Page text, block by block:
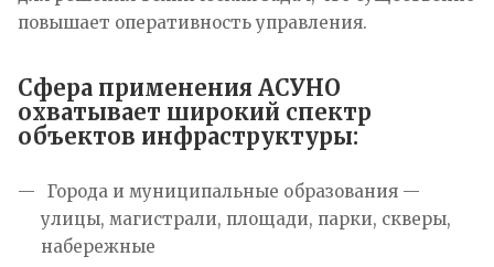
повышает оперативность управления.​
Сфера применения АСУНО
охватывает широкий спектр
объектов инфраструктуры:
Города и муниципальные образования —
улицы, магистрали, площади, парки, скверы,
набережные